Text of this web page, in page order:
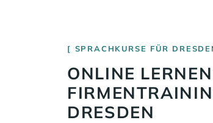
SPRACHKURSE FÜR
ONLINE
DRESDEN